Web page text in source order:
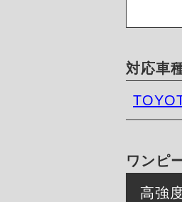
対応車
ワンピ
高強